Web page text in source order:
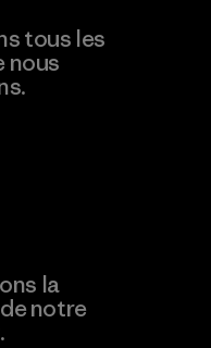
- Asialine
tous les
nous
la
notre